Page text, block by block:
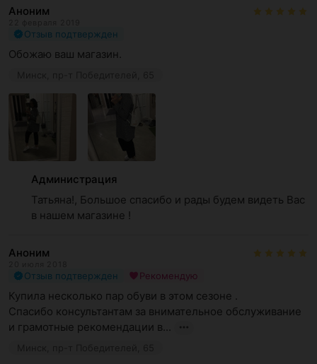
Аноним
Отзыв подтвержден
Обожаю ваш магазин.
Администрация
Татьяна!, Большое спасибо и рады будем видеть Вас
в нашем магазине !
Аноним
Отзыв подтвержден Рекомендую
Купила несколько пар обуви в этом сезоне .
Спасибо консультантам за внимательное обслуживание
и грамотные рекомендации в...